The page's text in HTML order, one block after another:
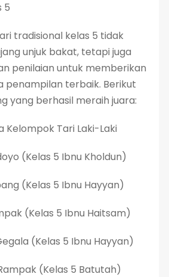
5
tradisional kelas 5 tidak
unjuk bakat, tetapi juga
penilaian untuk memberikan
penampilan terbaik. Berikut
yang berhasil meraih juara:
Kelompok Tari Laki-Laki
(Kelas 5 Ibnu Kholdun)
(Kelas 5 Ibnu Hayyan)
(Kelas 5 Ibnu Haitsam)
(Kelas 5 Ibnu Hayyan)
(Kelas 5 Batutah)